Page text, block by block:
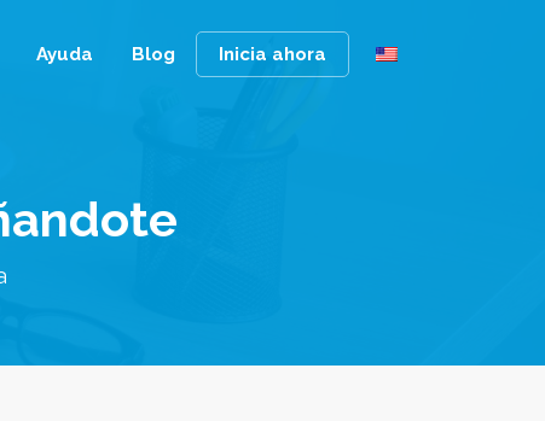
Ayuda Blog Inicia ahora